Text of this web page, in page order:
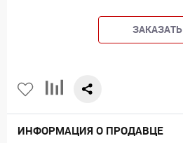
ЗАКАЗАТЬ
ИНФОРМАЦИЯ О ПРОДАВЦЕ